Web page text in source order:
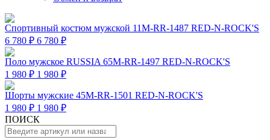
Спортивный костюм мужской 11M-RR-1487 RED-N-ROCK'S
6 780 ₽ 6 780 ₽
Поло мужское RUSSIA 65M-RR-1497 RED-N-ROCK'S
1 980 ₽ 1 980 ₽
Шорты мужские 45M-RR-1501 RED-N-ROCK'S
1 980 ₽ 1 980 ₽
ПОИСК